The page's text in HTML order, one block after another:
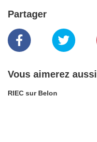
Partager
Vous aimerez aussi
RIEC sur Belon